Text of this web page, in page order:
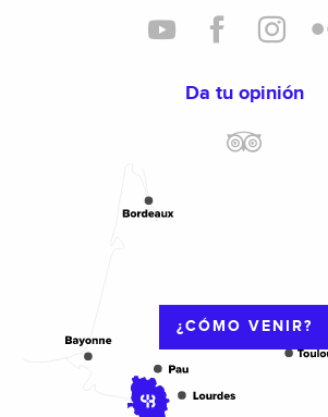
Da tu opinión
¿CÓMO VENIR?